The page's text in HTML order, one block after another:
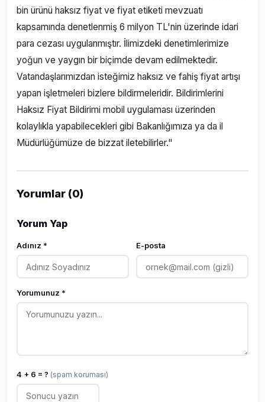
bin ürünü haksız fiyat ve fiyat etiketi mevzuatı
kapsamında denetlenmiş 6 milyon TL'nin üzerinde idari
para cezası uygulanmıştır. İlimizdeki denetimlerimize
yoğun ve yaygın bir biçimde devam edilmektedir.
Vatandaşlarımızdan isteğimiz haksız ve fahiş fiyat artışı
yapan işletmeleri bizlere bildirmeleridir. Bildirimlerini
Haksız Fiyat Bildirimi mobil uygulaması üzerinden
kolaylıkla yapabilecekleri gibi Bakanlığımıza ya da il
Müdürlüğümüze de bizzat iletebilirler."
Yorumlar (0)
Yorum Yap
Adınız * E-posta
Yorumunuz *
4 + 6 = ? (spam koruması)